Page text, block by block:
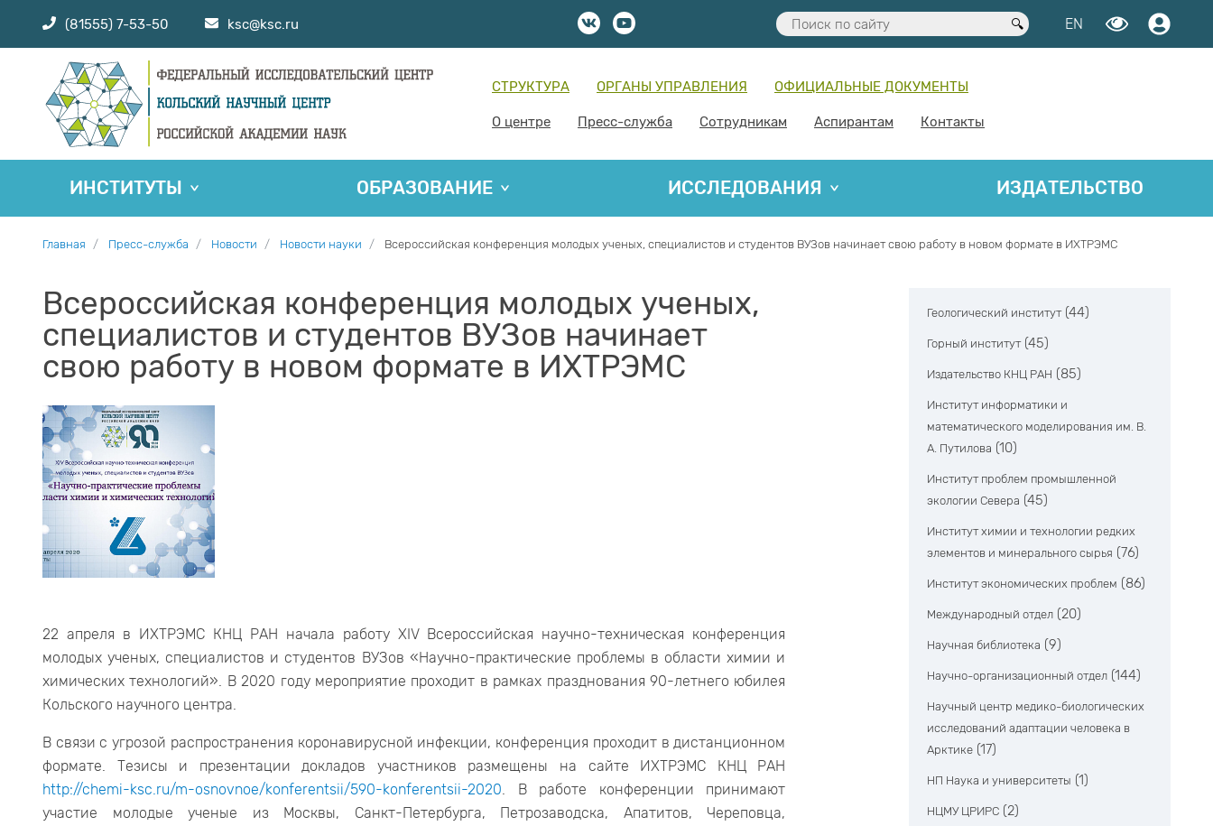
(81555) 7-53-50 ksc@ksc.ru EN
СТРУКТУРА ОРГАНЫ УПРАВЛЕНИЯ ОФИЦИАЛЬНЫЕ ДОКУМЕНТЫ
О центре Пресс-служба Сотрудникам Аспирантам Контакты
ИНСТИТУТЫ ОБРАЗОВАНИЕ ИССЛЕДОВАНИЯ ИЗДАТЕЛЬСТВО
Главная Пресс-служба Новости Новости науки Всероссийская конференция молодых ученых, специалистов и студентов ВУЗов начинает свою работу в новом формате в ИХТРЭМС
Всероссийская конференция молодых ученых,
специалистов и студентов ВУЗов начинает
свою работу в новом формате в ИХТРЭМС
22 апреля в ИХТРЭМС КНЦ РАН начала работу XIV Всероссийская научно-техническая конференция
молодых ученых, специалистов и студентов ВУЗов «Научно-практические проблемы в области химии и
химических технологий». В 2020 году мероприятие проходит в рамках празднования 90-летнего юбилея
Кольского научного центра.
В связи с угрозой распространения коронавирусной инфекции, конференция проходит в дистанционном
формате. Тезисы и презентации докладов участников размещены на сайте ИХТРЭМС КНЦ РАН
http://chemi-ksc.ru/m-osnovnoe/konferentsii/590-konferentsii-2020 . В работе конференции принимают
участие молодые ученые из Москвы, Санкт-Петербурга, Петрозаводска, Апатитов, Череповца,
Геологический институт (44)
Горный институт (45)
Издательство КНЦ РАН (85)
Институт информатики и
математического моделирования им. В.
А. Путилова (10)
Институт проблем промышленной
экологии Севера (45)
Институт химии и технологии редких
элементов и минерального сырья (76)
Институт экономических проблем (86)
Международный отдел (20)
Научная библиотека (9)
Научно-организационный отдел (144)
Научный центр медико-биологических
исследований адаптации человека в
Арктике (17)
НП Наука и университеты (1)
НЦМУ ЦРИРС (2)